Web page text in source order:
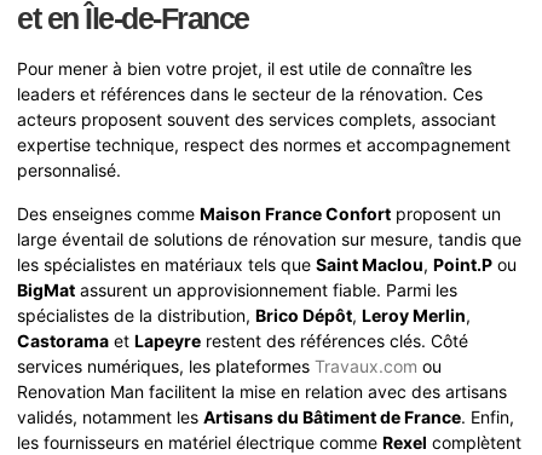
et en Île-de-France
Pour mener à bien votre projet, il est utile de connaître les
leaders et références dans le secteur de la rénovation. Ces
acteurs proposent souvent des services complets, associant
expertise technique, respect des normes et accompagnement
personnalisé.
Des enseignes comme Maison France Confort proposent un
large éventail de solutions de rénovation sur mesure, tandis que
les spécialistes en matériaux tels que Saint Maclou, Point.P ou
BigMat assurent un approvisionnement fiable. Parmi les
spécialistes de la distribution, Brico Dépôt, Leroy Merlin,
Castorama et Lapeyre restent des références clés. Côté
services numériques, les plateformes Travaux.com ou
Renovation Man facilitent la mise en relation avec des artisans
validés, notamment les Artisans du Bâtiment de France. Enfin,
les fournisseurs en matériel électrique comme Rexel complètent